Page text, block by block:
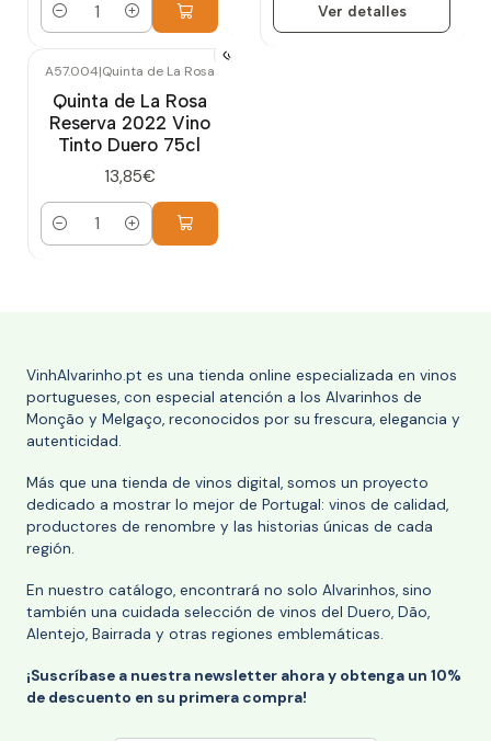
Cantidad
Ver detalles
A57.004|Quinta de La Rosa
Quinta de La Rosa
Reserva 2022 Vino
Tinto Duero 75cl
13,85€
Cantidad
VinhAlvarinho.pt es una tienda online especializada en vinos
portugueses, con especial atención a los Alvarinhos de
Monção y Melgaço, reconocidos por su frescura, elegancia y
autenticidad.
Más que una tienda de vinos digital, somos un proyecto
dedicado a mostrar lo mejor de Portugal: vinos de calidad,
productores de renombre y las historias únicas de cada
región.
En nuestro catálogo, encontrará no solo Alvarinhos, sino
también una cuidada selección de vinos del Duero, Dão,
Alentejo, Bairrada y otras regiones emblemáticas.
¡Suscríbase a nuestra newsletter ahora y obtenga un 10%
de descuento en su primera compra!